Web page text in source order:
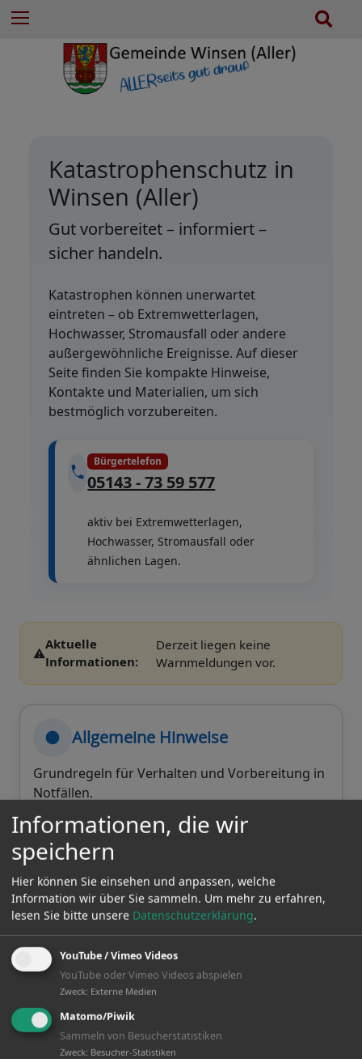
n
a
c
Katastrophenschutz in
Winsen (Aller)
Gut vorbereitet – informiert –
sicher handeln.
Katastrophen können unerwartet
eintreten – ob Extremwetterlagen,
Hochwasser, Stromausfall oder andere
außergewöhnliche Ereignisse. Auf dieser
Seite finden Sie kompakte Hinweise,
Kontakte und Materialien, um sich
bestmöglich vorzubereiten.
Bürgertelefon
05143 - 73 59 577
aktiv bei Extremwetterlagen,
Hochwasser, Stromausfall oder
ähnlichen Lagen.
⚠️
Aktuelle
Informationen:
Derzeit liegen keine
Warnmeldungen vor.
Allgemeine Hinweise
Grundregeln für Verhalten und Vorbereitung in
Notfällen.
Verhaltensregeln anzeigen
Kontaktstellen
Wichtige Notrufnummern und
Ansprechpersonen im Ernstfall.
Notrufnummern & Hotlines
Informationen, die wir
speichern
Hier können Sie einsehen und anpassen, welche
Information wir über Sie sammeln. Um mehr zu erfahren,
lesen Sie bitte unsere Datenschutzerklärung.
YouTube / Vimeo Videos
YouTube oder Vimeo Videos abspielen
Zweck: Externe Medien
Matomo/Piwik
Sammeln von Besucherstatistiken
Zweck: Besucher-Statistiken